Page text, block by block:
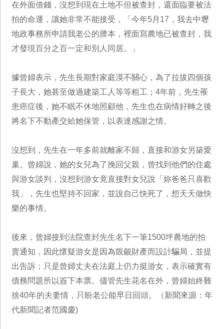
在外面借錢，沒想到現在土地不但被查封，還面臨要被法
拍的命運，讓她非常不能接受，「今年5月17，我去中壢
地政事務所申請我老公的謄本，裡面寫農地已被查封，我
才發現百分之百一定和別人同居。」
據曾婦表示，先生長期對家庭漠不關心，為了拉拔四個孩
子長大，她甚至做過建築工人等等粗工；4年前，先生罹
患癌症後，她不眠不休地照顧他，先生也在病情好轉之後
將名下不動產交給她保管，以表達感謝之情。
沒想到，先生在一年多前就離家不歸，直接和游女另築愛
巢。曾婦說，她的女兒為了挽回父親，曾找到他們的住處
與游女談判，沒想到游女竟直接對女兒說「妳爸爸只喜歡
我」，先生也堅持不回家，並說自己快死了，想天天做快
樂的事情。
後來，曾婦接到法院查封先生名下一筆1500坪農地的拍
賣通知，因此懷疑游女是因為覬覦財產而設計騙局，並提
出告訴；只是曾婦丈夫在法庭上仍力挺游女，表示確實有
債務問題所以簽下本票。儘管先生花名在外，曾婦始終難
捨40年的夫妻情，只盼老公能早日回頭。（新聞來源：年
代新聞記者范國慶)